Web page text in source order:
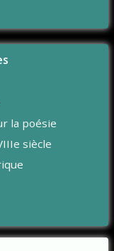
la poésie
siècle